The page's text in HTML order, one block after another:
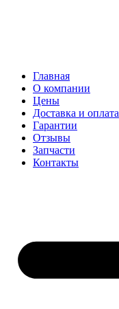
Главная
О компании
Цены
Доставка и оплата
Гарантии
Отзывы
Запчасти
Контакты